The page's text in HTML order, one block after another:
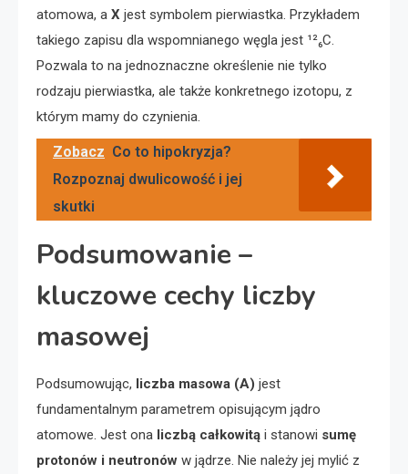
atomowa, a X jest symbolem pierwiastka. Przykładem
takiego zapisu dla wspomnianego węgla jest ¹²₆C.
Pozwala to na jednoznaczne określenie nie tylko
rodzaju pierwiastka, ale także konkretnego izotopu, z
którym mamy do czynienia.
Zobacz Co to hipokryzja?
Rozpoznaj dwulicowość i jej
skutki
Podsumowanie –
kluczowe cechy liczby
masowej
Podsumowując, liczba masowa (A) jest
fundamentalnym parametrem opisującym jądro
atomowe. Jest ona liczbą całkowitą i stanowi sumę
protonów i neutronów w jądrze. Nie należy jej mylić z